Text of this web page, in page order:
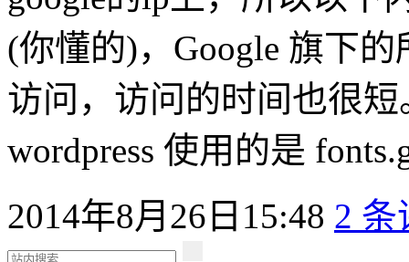
(你懂的)，Google 旗下
访问，访问的时间也很
wordpress 使用的是
2014年8月26日15:48 2 条